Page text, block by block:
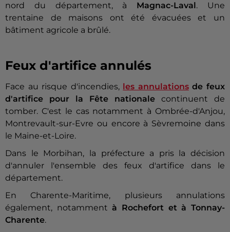
nord du département, à Magnac-Laval . Une
trentaine de maisons ont été évacuées et un
bâtiment agricole a brûlé.
Feux d'artifice annulés
Face au risque d'incendies, les annulationsde feux
d'artifice pour la Fête nationale continuent de
tomber. C'est le cas notamment à Ombrée-d'Anjou,
Montrevault-sur-Evre ou encore à Sèvremoine dans
le Maine-et-Loire.
Dans le Morbihan, la préfecture a pris la décision
d'annuler l'ensemble des feux d'artifice dans le
département.
En Charente-Maritime, plusieurs annulations
également, notammentà Rochefort et à Tonnay-
Charente.